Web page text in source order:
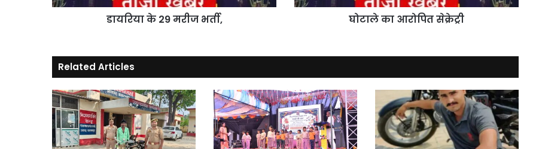
डायरिया के 29 मरीज भर्ती, घोटाले का आरोपित सेक्रेट्री
Related Articles